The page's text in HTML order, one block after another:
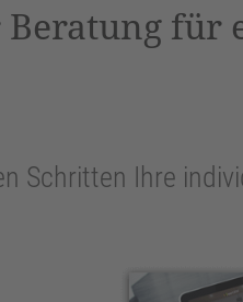
für
Schritten Ihre